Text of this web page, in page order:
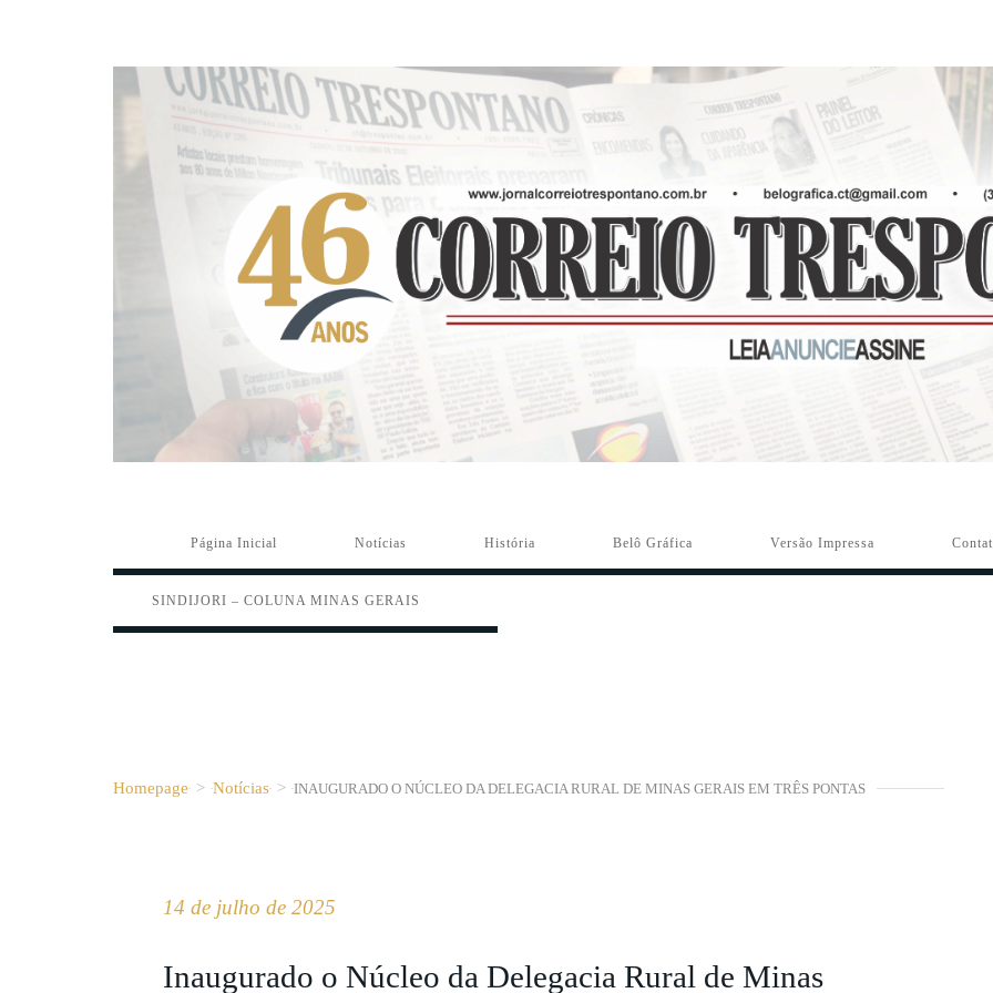
Página Inicial Notícias História Belô Gráfica Versão Impressa
SINDIJORI – COLUNA MINAS GERAIS
Homepage > Notícias > INAUGURADO O NÚCLEO DA DELEGACIA RURAL DE MINAS GERAIS EM TRÊS PONTAS
14 de julho de 2025
Inaugurado o Núcleo da Delegacia Rural de Minas